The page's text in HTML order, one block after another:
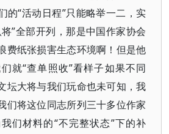
的“活动日程”只能略举一二，实
”全部开列，那是中国作家协会
费纸张损害生态环境啊！但是他
就“查单照收”看样子如果不同
坛大将与我们玩命也未可知，我
们将这位同志所列三十多位作家
们材料的“不完整状态”下的补